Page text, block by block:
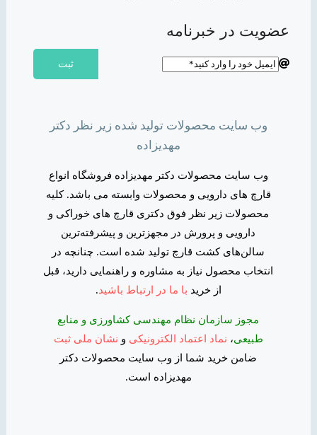
عضویت در خبرنامه
ثبت
وب سایت محصولات تولید شده زیر نظر دکتر
مهدیزاده
وب سایت محصولات دکتر مهدیزاده فروشگاه انواع
قارچ های دارویی و محصولات وابسته می باشد. کلیه
محصولات زیر نظر فوق دکتری قارچ های خوراکی و
دارویی و پرورش در مجهزترین و پیشرفته‌ترین
سالن‌های کشت قارچ تولید شده است. چنانچه در
انتخاب محصول نیاز به مشاوره و راهنمایی دارید، قبل
از خرید با ما در ارتباط باشید.
مجوز سازمان نظام مهندسی کشاورزی و منابع
طبیعی، نماد اعتماد الکترونیکی و نشان ملی ثبت
ضامن خرید شما از وب سایت محصولات دکتر
مهدیزاده است.